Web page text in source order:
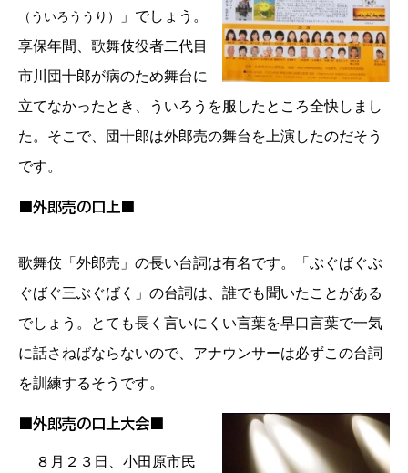
（ういろううり）
」でしょう。
享保年間、歌舞伎役者二代目
市川団十郎が病のため舞台に
立てなかったとき、ういろうを服したところ全快しまし
た。そこで、団十郎は外郎売の舞台を上演したのだそう
です。
■外郎売の口上■
歌舞伎「外郎売」の長い台詞は有名です。「ぶぐばぐぶ
ぐばぐ三ぶぐばく」の台詞は、誰でも聞いたことがある
でしょう。とても長く言いにくい言葉を早口言葉で一気
に話さねばならないので、アナウンサーは必ずこの台詞
を訓練するそうです。
■外郎売の口上大会■
８月２３日、小田原市民